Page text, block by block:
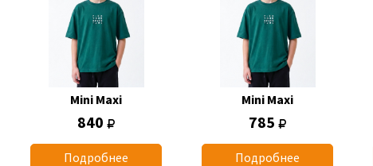
Mini Maxi
840
Подробнее
Mini Maxi
785
Подробнее